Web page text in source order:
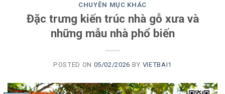
CHUYÊN MỤC KHÁC
Đặc trưng kiến trúc nhà gỗ xưa và
những mẫu nhà phổ biến
POSTED ON 05/02/2026 BY VIETBAI1